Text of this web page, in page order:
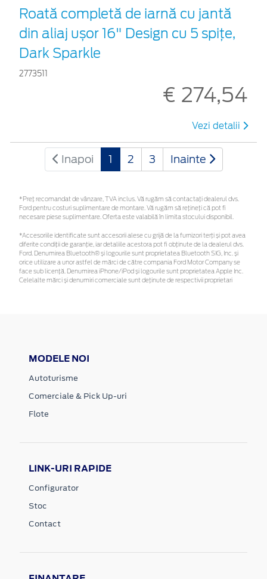
Roată completă de iarnă cu jantă
din aliaj ușor 16" Design cu 5 spițe,
Dark Sparkle
2773511
€ 274,54
Vezi detalii
Inapoi 1 2 3 Inainte
*Preţ recomandat de vânzare, TVA inclus. Vă rugăm să contactaţi dealerul dvs.
Ford pentru costuri suplimentare de montare. Vă rugăm să rețineți că pot fi
necesare piese suplimentare. Oferta este valabilă în limita stocului disponibil.
*Accesoriile identificate sunt accesorii alese cu grijă de la furnizori terți și pot avea
diferite condiții de garanție, iar detaliile acestora pot fi obținute de la dealerul dvs.
Ford. Denumirea Bluetooth® și logourile sunt proprietatea Bluetooth SIG, Inc. și
orice utilizare a unor astfel de mărci de către compania Ford Motor Company se
face sub licență. Denumirea iPhone/iPod și logourile sunt proprietatea Apple Inc.
Celelalte mărci și denumiri comerciale sunt deținute de respectivii proprietari
MODELE NOI
Autoturisme
Comerciale & Pick Up-uri
Flote
LINK-URI RAPIDE
Configurator
Stoc
Contact